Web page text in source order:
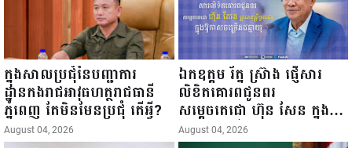
ក្នុងសាលប្រជុំនៃបញ្ជាការ
ដ្ឋានកងរាជអាវុធហត្ថរាជធានី
ភ្នំពេញ តែមិនមែនប្រជុំ តើអ្វី?
August 04, 2026
ឯកឧត្តម រ័ត្ន ស្រ៊ាង ផ្ញើសារ
លិខិតគោរពជូនពរ
សម្ដេចតេជោ ហ៊ុន សែន ក្នុង
ឱកាសចម្រើនជន្មាយុ
August 04, 2026